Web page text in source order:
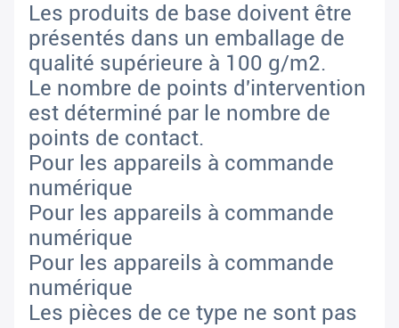
Les produits de base doivent être
présentés dans un emballage de
qualité supérieure à 100 g/m2.
Le nombre de points d'intervention
est déterminé par le nombre de
points de contact.
Pour les appareils à commande
numérique
Pour les appareils à commande
numérique
Pour les appareils à commande
numérique
Les pièces de ce type ne sont pas